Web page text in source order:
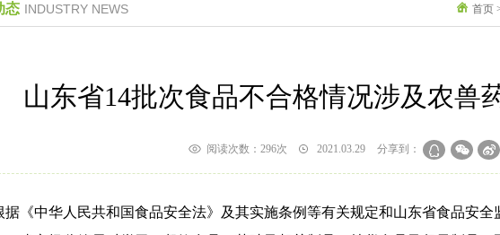
态 INDUSTRY NEWS 首页
山东省14批次食品不合格情况涉及农兽
阅读次数： 296次 2021.03.29 分享到：
中华人民共和国食品安全法》及其实施条例等有关规定和山东省食品安全